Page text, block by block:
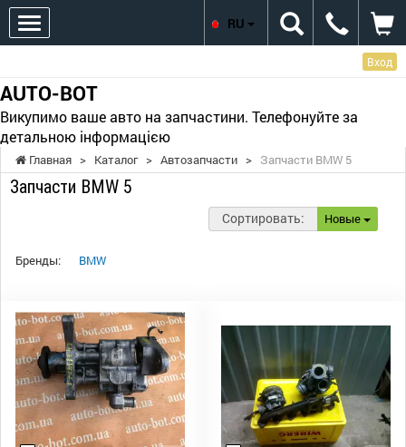
Вход
AUTO-BOT
Викупимо ваше авто на запчастини. Телефонуйте за
детальною інформацією
RU
Главная > Каталог > Автозапчасти > Запчасти BMW 5
Запчасти BMW 5
Сортировать: Новые
Бренды: BMW